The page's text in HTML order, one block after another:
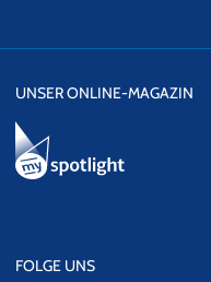
UNSER ONLINE-MAGAZIN
FOLGE UNS